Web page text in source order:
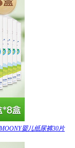
婴儿纸尿裤30片